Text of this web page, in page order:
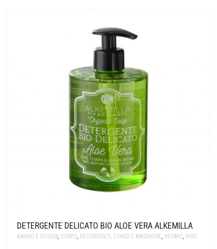
DETERGENTE DELICATO BIO ALOE VERA ALKEMILLA
BAGNO E DOCCIA CORPO DETERGENTI, TONICI E MASCHERE INTIMO VISO